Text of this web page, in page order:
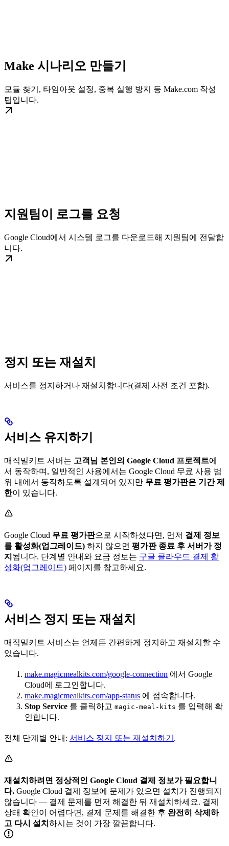
Make 시나리오 만들기
모듈 찾기, 타임아웃 설정, 중복 실행 방지 등 Make.com 작성
팁입니다.
지원팀이 로그를 요청
Google Cloud에서 시스템 로그를 다운로드해 지원팀에 전달합
니다.
정지 또는 재설치
서비스를 정지하거나 재설치합니다(결제 사전 조건 포함).
서비스 유지하기
매직밀키트 서버는 고객님 본인의 Google Cloud 프로젝트에
서 동작하며, 일반적인 사용에서는 Google Cloud 무료 사용 범
위 내에서 동작하도록 설계되어 있지만 무료 평가판은 기간 제
한이 있습니다.
Google Cloud 무료 평가판으로 시작하셨다면, 먼저 결제 정보
를 활성화(업그레이드) 하지 않으면 평가판 종료 후 서버가 정
지 됩니다. 단계별 안내와 요금 정보는 구글 클라우드 결제 활
성화(업그레이드) 페이지를 참고하세요.
서비스 정지 또는 재설치
매직밀키트 서비스는 언제든 간편하게 정지하고 재설치할 수
있습니다.
make.magicmealkits.com/google-connection 에서 Google
Cloud에 로그인합니다.
make.magicmealkits.com/app-status 에 접속합니다.
Stop Service 를 클릭하고 magic-meal-kits 를 입력해 확
인합니다.
전체 단계별 안내: 서비스 정지 또는 재설치하기 .
재설치하려면 정상적인 Google Cloud 결제 정보가 필요합니
다. Google Cloud 결제 정보에 문제가 있으면 설치가 진행되지
않습니다 — 결제 문제를 먼저 해결한 뒤 재설치하세요. 결제
상태 확인이 어렵다면, 결제 문제를 해결한 후 완전히 삭제하
고 다시 설치 하시는 것이 가장 깔끔합니다.